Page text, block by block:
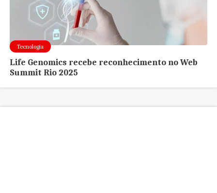
Tecnologia
Life Genomics recebe reconhecimento no Web
Summit Rio 2025